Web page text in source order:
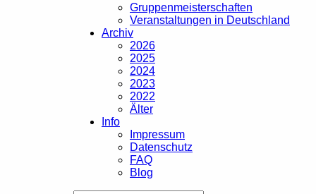
Gruppenmeisterschaften
Veranstaltungen in Deutschland
Archiv
2026
2025
2024
2023
2022
Älter
Info
Impressum
Datenschutz
FAQ
Blog